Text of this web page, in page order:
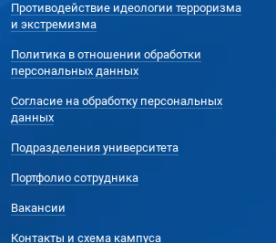
Противодействие идеологии терроризма
и экстремизма
Политика в отношении обработки
персональных данных
Согласие на обработку персональных
данных
Подразделения университета
Портфолио сотрудника
Вакансии
Контакты и схема кампуса